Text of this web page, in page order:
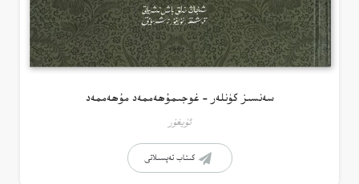
سەنسىز كۈنلەر – غوجىمۇھەممەد مۇھەممەد
ئۇيغۇر
كىتاب تەپسىلاتى